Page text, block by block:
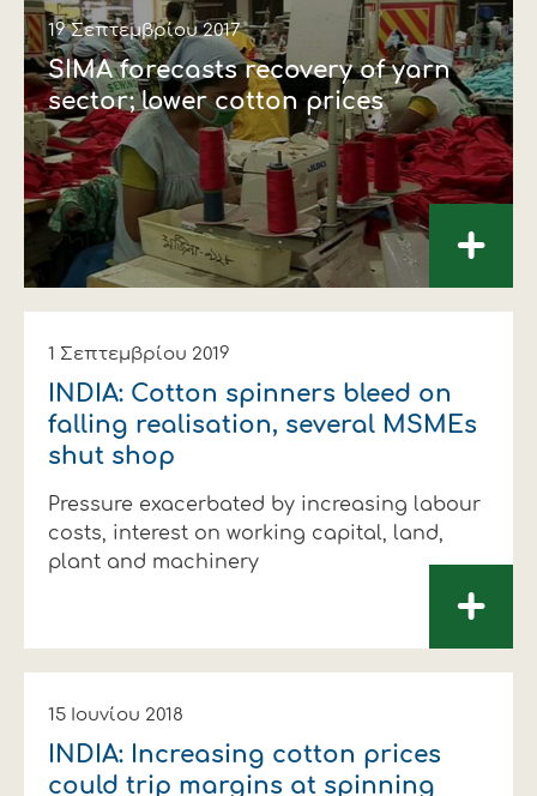
19 Σεπτεμβρίου 2017
SIMA forecasts recovery of yarn
sector; lower cotton prices
+
1 Σεπτεμβρίου 2019
INDIA: Cotton spinners bleed on
falling realisation, several MSMEs
shut shop
Pressure exacerbated by increasing labour
costs, interest on working capital, land,
plant and machinery
+
15 Ιουνίου 2018
INDIA: Increasing cotton prices
could trip margins at spinning